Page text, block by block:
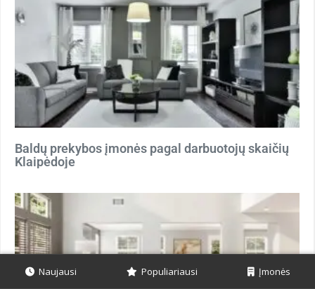
Baldų prekybos įmonės pagal darbuotojų skaičių
Klaipėdoje
Naujausi Populiariausi Įmonės